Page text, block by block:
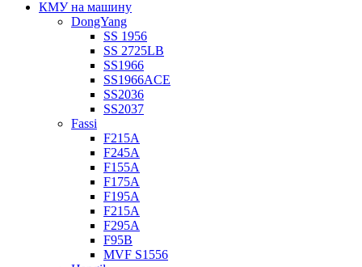
КМУ на машину
DongYang
SS 1956
SS 2725LB
SS1966
SS1966ACE
SS2036
SS2037
Fassi
F215A
F245A
F155A
F175A
F195A
F215A
F295A
F95B
MVF S1556